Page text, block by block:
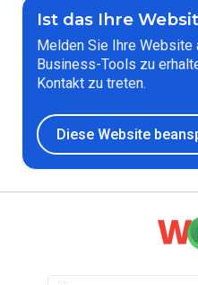
Ist das Ihre
Melden Sie Ihre Website
Business-Tools zu
Kontakt zu treten.
Diese Website